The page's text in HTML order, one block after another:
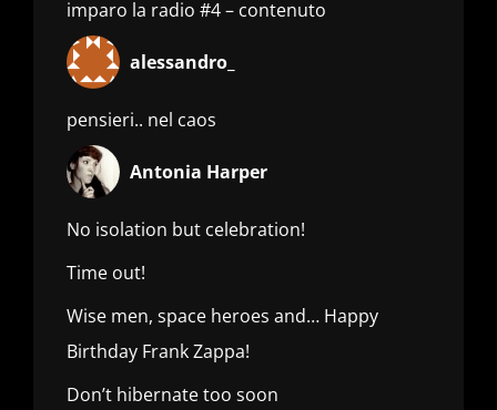
imparo la radio #4 – contenuto
alessandro_
pensieri.. nel caos
Antonia Harper
No isolation but celebration!
Time out!
Wise men, space heroes and… Happy
Birthday Frank Zappa!
Don’t hibernate too soon